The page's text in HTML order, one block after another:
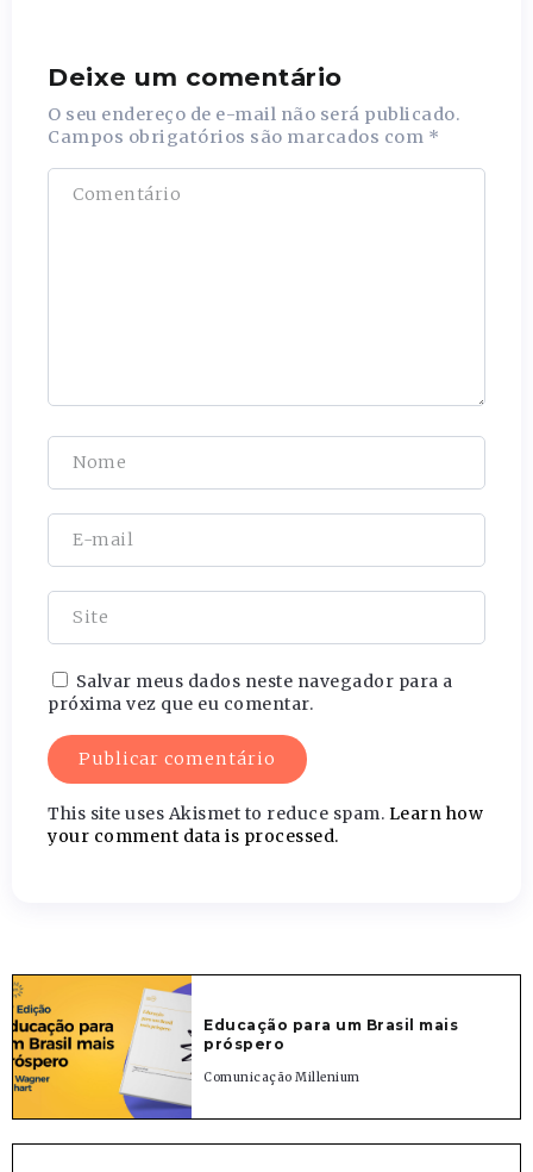
Deixe um comentário
O seu endereço de e-mail não será publicado.
Campos obrigatórios são marcados com *
Salvar meus dados neste navegador para a
próxima vez que eu comentar.
This site uses Akismet to reduce spam. Learn how
your comment data is processed.
Educação para um Brasil mais
próspero
Comunicação Millenium